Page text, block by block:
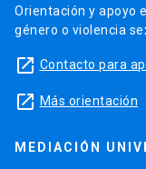
Orientación y apoyo
género o violencia
launch Contacto para
launch Más orientación
MEDIACIÓN